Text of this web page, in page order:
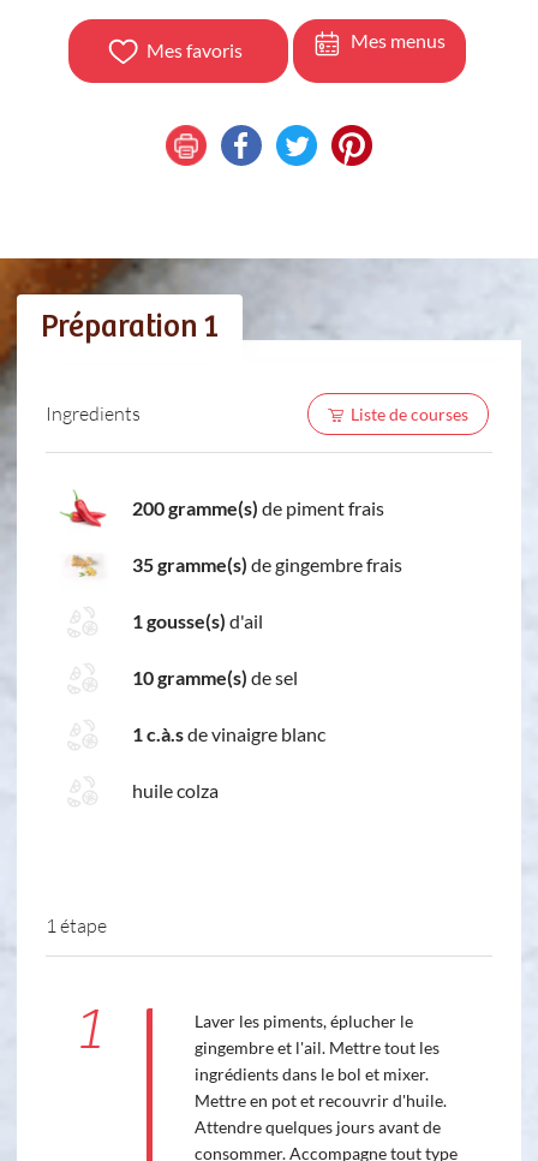
Mes favoris Mes menus
Préparation 1
Ingredients Liste de courses
200 gramme(s) de piment frais
35 gramme(s) de gingembre frais
1 gousse(s) d'ail
10 gramme(s) de sel
1 c.à.sde vinaigre blanc
huile colza
1 étape
1
Laver les piments, éplucher le
gingembre et l'ail. Mettre tout les
ingrédients dans le bol et mixer.
Mettre en pot et recouvrir d'huile.
Attendre quelques jours avant de
consommer. Accompagne tout type